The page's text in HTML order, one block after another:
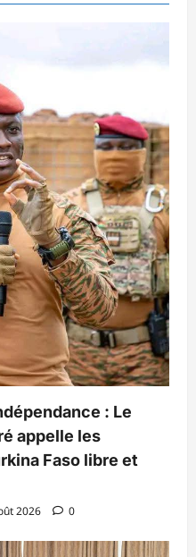
: Le
appelle les
Faso libre et
2026 0